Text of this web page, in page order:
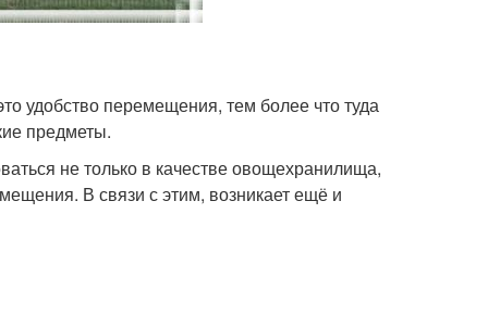
удобство перемещения, тем более что туда
предметы.
не только в качестве овощехранилища,
В связи с этим, возникает ещё и